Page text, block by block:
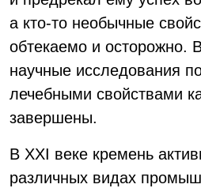
а кто-то необычные
обтекаемо и осторожно.
научные исследования
лечебными свойствами
завершены.
В XXI веке кремень
различных видах